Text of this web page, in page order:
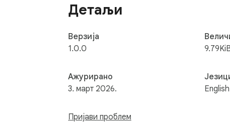
Детаљи
Верзија
1.0.0
Ажурирано
3. март 2026.
Пријави проблем
English